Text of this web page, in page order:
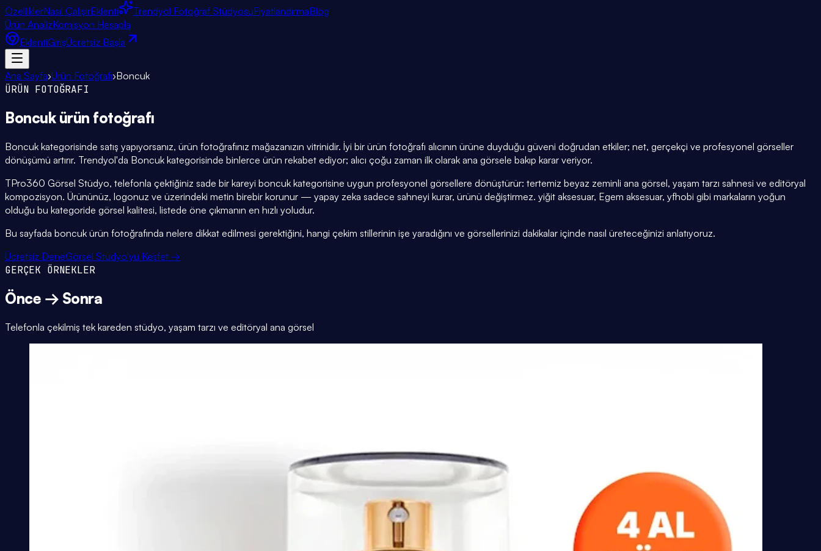
ÖzelliklerNasıl ÇalışırEklenti Trendyol Fotoğraf StüdyosuFiyatlandırmaBlog
Ürün AnalizKomisyon Hesapla
EklentiGirişÜcretsiz Başla
Ana Sayfa›Ürün Fotoğrafı›Boncuk
ÜRÜN FOTOĞRAFI
Boncuk ürün fotoğrafı
Boncuk kategorisinde satış yapıyorsanız, ürün fotoğrafınız mağazanızın vitrinidir. İyi bir ürün fotoğrafı alıcının ürüne duyduğu güveni doğrudan etkiler; net, gerçekçi ve profesyonel görseller
dönüşümü artırır. Trendyol'da Boncuk kategorisinde binlerce ürün rekabet ediyor; alıcı çoğu zaman ilk olarak ana görsele bakıp karar veriyor.
TPro360 Görsel Stüdyo, telefonla çektiğiniz sade bir kareyi boncuk kategorisine uygun profesyonel görsellere dönüştürür: tertemiz beyaz zeminli ana görsel, yaşam tarzı sahnesi ve editöryal
kompozisyon. Ürününüz, logonuz ve üzerindeki metin birebir korunur — yapay zeka sadece sahneyi kurar, ürünü değiştirmez. yiğit aksesuar, Egem aksesuar, yfhobi gibi markaların yoğun
olduğu bu kategoride görsel kalitesi, listede öne çıkmanın en hızlı yoludur.
Bu sayfada boncuk ürün fotoğrafında nelere dikkat edilmesi gerektiğini, hangi çekim stillerinin işe yaradığını ve görsellerinizi dakikalar içinde nasıl üreteceğinizi anlatıyoruz.
Ücretsiz DeneGörsel Stüdyo'yu Keşfet →
GERÇEK ÖRNEKLER
Önce → Sonra
Telefonla çekilmiş tek kareden stüdyo, yaşam tarzı ve editöryal ana görsel